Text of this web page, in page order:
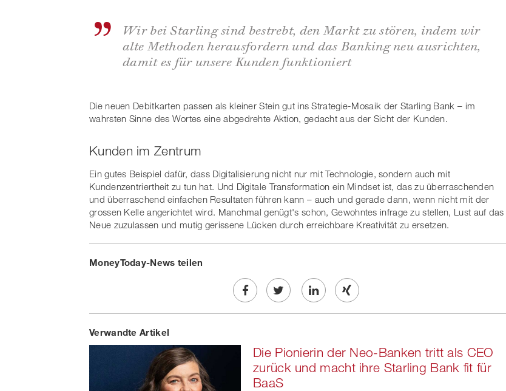
Wir bei Starling sind bestrebt, den Markt zu stören, indem wir
alte Methoden herausfordern und das Banking neu ausrichten,
damit es für unsere Kunden funktioniert
Die neuen Debitkarten passen als kleiner Stein gut ins Strategie-Mosaik der Starling Bank – im
wahrsten Sinne des Wortes eine abgedrehte Aktion, gedacht aus der Sicht der Kunden.
Kunden im Zentrum
Ein gutes Beispiel dafür, dass Digitalisierung nicht nur mit Technologie, sondern auch mit
Kundenzentriertheit zu tun hat. Und Digitale Transformation ein Mindset ist, das zu überraschenden
und überraschend einfachen Resultaten führen kann – auch und gerade dann, wenn nicht mit der
grossen Kelle angerichtet wird. Manchmal genügt's schon, Gewohntes infrage zu stellen, Lust auf das
Neue zuzulassen und mutig gerissene Lücken durch erreichbare Kreativität zu ersetzen.
MoneyToday-News teilen
Share
Facebook
Twe
on
twitt
Share
linkedin
Share
Xing
Verwandte Artikel
Die Pionierin der Neo-Banken tritt als CEO
zurück und macht ihre Starling Bank fit für
BaaS